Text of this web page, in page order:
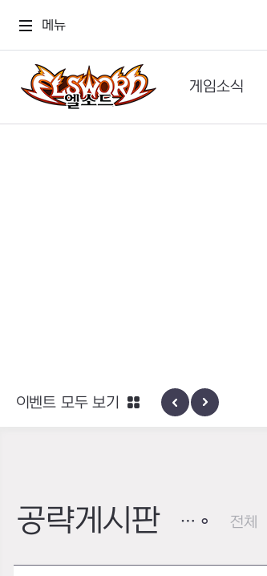
메뉴
게임소식
공지사항
아바타: 세이렌 베일
이벤트 모두 보기
공략게시판 전체